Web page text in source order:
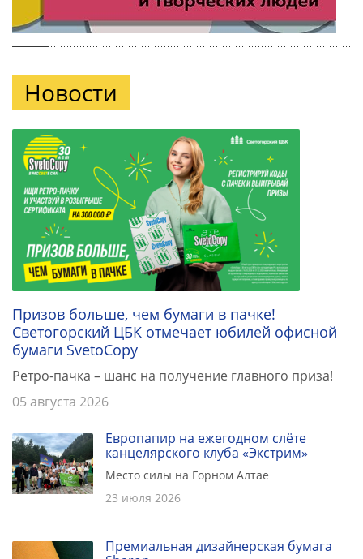
Новости
Призов больше, чем бумаги в пачке!
Светогорский ЦБК отмечает юбилей офисной
бумаги SvetoCopy
Ретро-пачка – шанс на получение главного приза!
05 августа 2026
Европапир на ежегодном слёте
канцелярского клуба «Экстрим»
Место силы на Горном Алтае
23 июля 2026
Премиальная дизайнерская бумага